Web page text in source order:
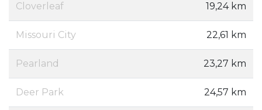
Cloverleaf 19,24 km
Missouri City 22,61 km
Pearland 23,27 km
Deer Park 24,57 km